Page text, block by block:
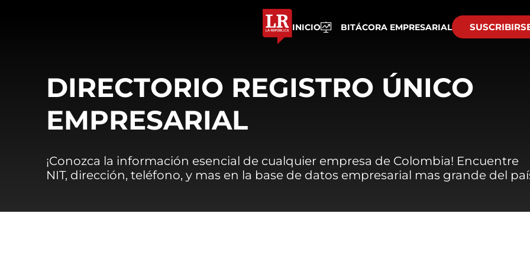
INICIO BITÁCORA EMPRESARIAL
DIRECTORIO REGISTRO ÚNICO
EMPRESARIAL
¡Conozca la información esencial de cualquier empresa de Colombia! Encuentre
NIT, dirección, teléfono, y mas en la base de datos empresarial mas grande del